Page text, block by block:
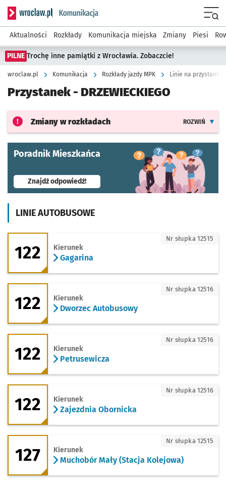
Serwis informacyjny wroclaw.pl podserwis: Komunikacja
Aktualności Rozkłady Komunikacja miejska Zmiany Piesi
PILNE Trochę inne pamiątki z Wrocławia. Zobaczcie!
wroclaw.pl Komunikacja Rozkłady jazdy MPK Linie na przystanku
Przystanek - DRZEWIECKIEGO
Zmiany w rozkładach ROZWIŃ
Poradnik Mieszkańca
Znajdź odpowiedź!- otworzy się w nowej karcie
LINIE AUTOBUSOWE
122 - kierunek Gagarina
122 Kierunek
Gagarina
Nr słupka 12515
122 - kierunek Dworzec Autobusowy
122 Kierunek
Dworzec Autobusowy
Nr słupka 12516
122 - kierunek Petrusewicza
122 Kierunek
Petrusewicza
Nr słupka 12516
122 - kierunek Zajezdnia Obornicka
122 Kierunek
Zajezdnia Obornicka
Nr słupka 12516
127 - kierunek Muchobór Mały (Stacja
127 Kierunek
Muchobór Mały (Stacja Kolejowa)
Nr słupka 12515